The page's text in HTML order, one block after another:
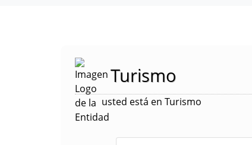
Turismo
usted está en Turismo